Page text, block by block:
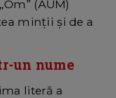
(AUM)
minții și de a
un nume
literă a